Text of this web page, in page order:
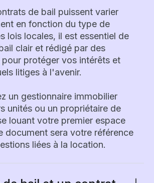
de bail puissent varier
en fonction du type de
lois locales, il est essentiel de
clair et rédigé par des
protéger vos intérêts et
litiges à l'avenir.
un gestionnaire immobilier
unités ou un propriétaire de
louant votre premier espace
document sera votre référence
liées à la location.